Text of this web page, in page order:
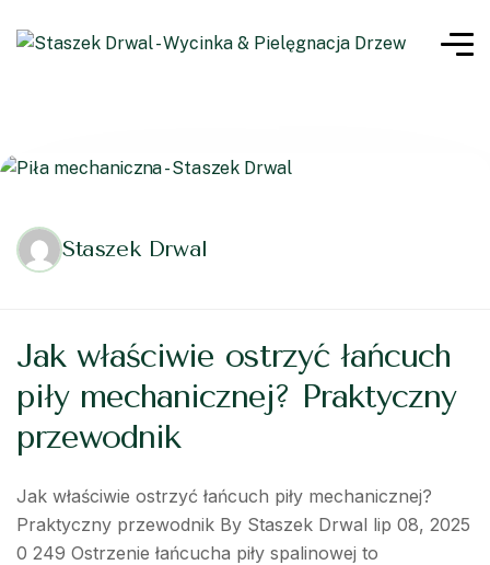
Staszek Drwal
Jak właściwie ostrzyć łańcuch
piły mechanicznej? Praktyczny
przewodnik
Jak właściwie ostrzyć łańcuch piły mechanicznej?
Praktyczny przewodnik By Staszek Drwal lip 08, 2025
0 249 Ostrzenie łańcucha piły spalinowej to